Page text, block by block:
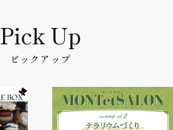
ピックアップ